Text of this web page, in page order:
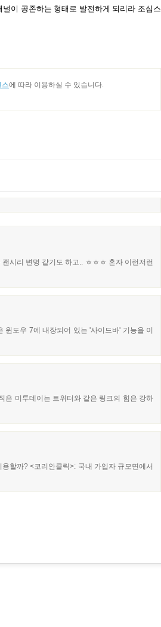
널이 공존하는 형태로 발전하게 되리라 조심스
스에 따라 이용하실 수 있습니다.
시리 변명 같기도 하고.. ㅎㅎㅎ 혼자 이런저런
윈도우 7에 내장되어 있는 '사이드바' 기능을 이
은 미투데이는 트위터와 같은 링크의 힘은 강하
할까? <코리안클릭>: 국내 가입자 규모면에서